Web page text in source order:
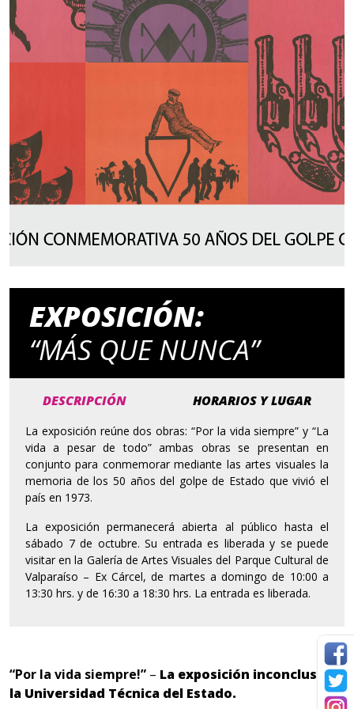
EXPOSICIÓN:
“MÁS QUE NUNCA”
DESCRIPCIÓN HORARIOS Y LUGAR
La exposición reúne dos obras: “Por la vida siempre” y “La
vida a pesar de todo” ambas obras se presentan en
conjunto para conmemorar mediante las artes visuales la
memoria de los 50 años del golpe de Estado que vivió el
país en 1973.
La exposición permanecerá abierta al público hasta el
sábado 7 de octubre. Su entrada es liberada y se puede
visitar en la Galería de Artes Visuales del Parque Cultural de
Valparaíso – Ex Cárcel, de martes a domingo de 10:00 a
13:30 hrs. y de 16:30 a 18:30 hrs. La entrada es liberada.
“Por la vida siempre!” – La exposición inconclusa de
la Universidad Técnica del Estado.